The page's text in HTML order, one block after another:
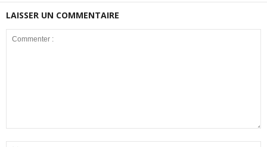
LAISSER UN COMMENTAIRE